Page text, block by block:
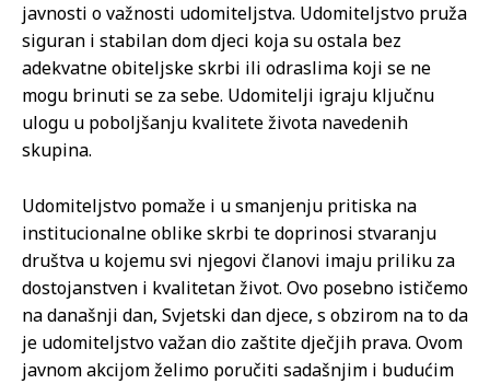
javnosti o važnosti udomiteljstva. Udomiteljstvo pruža
siguran i stabilan dom djeci koja su ostala bez
adekvatne obiteljske skrbi ili odraslima koji se ne
mogu brinuti se za sebe. Udomitelji igraju ključnu
ulogu u poboljšanju kvalitete života navedenih
skupina.
Udomiteljstvo pomaže i u smanjenju pritiska na
institucionalne oblike skrbi te doprinosi stvaranju
društva u kojemu svi njegovi članovi imaju priliku za
dostojanstven i kvalitetan život. Ovo posebno ističemo
na današnji dan, Svjetski dan djece, s obzirom na to da
je udomiteljstvo važan dio zaštite dječjih prava. Ovom
javnom akcijom želimo poručiti sadašnjim i budućim